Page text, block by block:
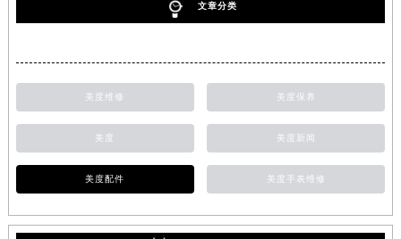
文章分类
美度维修 美度保养
美度 美度新闻
美度配件 美度手表维修